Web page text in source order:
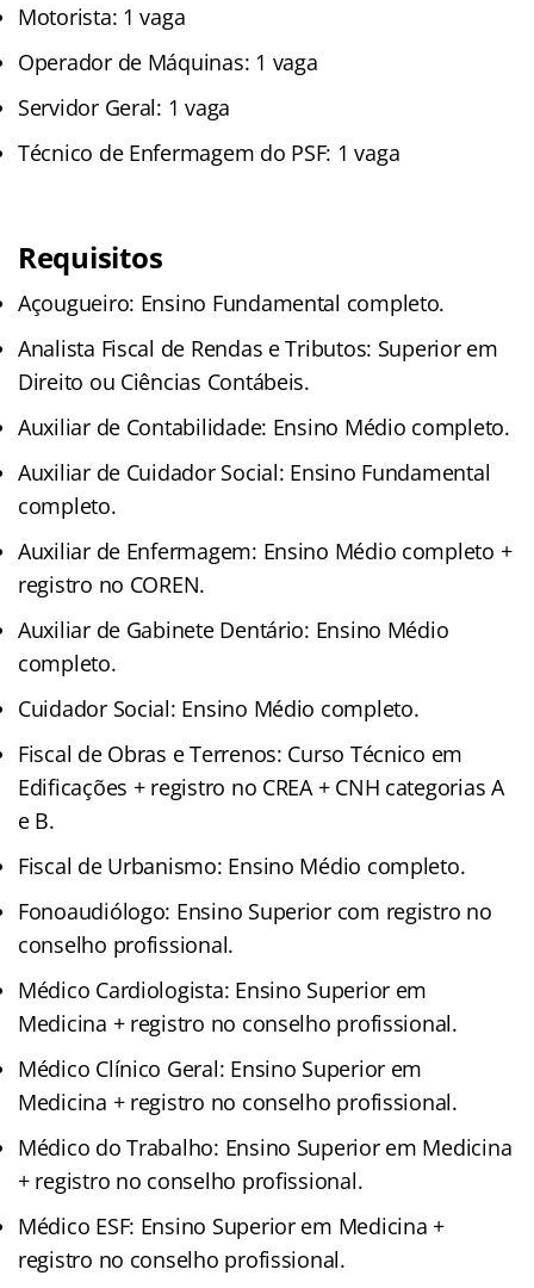
Motorista: 1 vaga
Operador de Máquinas: 1 vaga
Servidor Geral: 1 vaga
Técnico de Enfermagem do PSF: 1 vaga
Requisitos
Açougueiro: Ensino Fundamental completo.
Analista Fiscal de Rendas e Tributos: Superior em
Direito ou Ciências Contábeis.
Auxiliar de Contabilidade: Ensino Médio completo.
Auxiliar de Cuidador Social: Ensino Fundamental
completo.
Auxiliar de Enfermagem: Ensino Médio completo +
registro no COREN.
Auxiliar de Gabinete Dentário: Ensino Médio
completo.
Cuidador Social: Ensino Médio completo.
Fiscal de Obras e Terrenos: Curso Técnico em
Edificações + registro no CREA + CNH categorias A
e B.
Fiscal de Urbanismo: Ensino Médio completo.
Fonoaudiólogo: Ensino Superior com registro no
conselho profissional.
Médico Cardiologista: Ensino Superior em
Medicina + registro no conselho profissional.
Médico Clínico Geral: Ensino Superior em
Medicina + registro no conselho profissional.
Médico do Trabalho: Ensino Superior em Medicina
+ registro no conselho profissional.
Médico ESF: Ensino Superior em Medicina +
registro no conselho profissional.